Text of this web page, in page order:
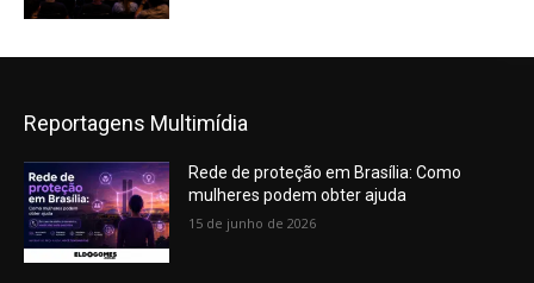
Reportagens Multimídia
Rede de proteção em Brasília: Como
mulheres podem obter ajuda
15 de junho de 2026